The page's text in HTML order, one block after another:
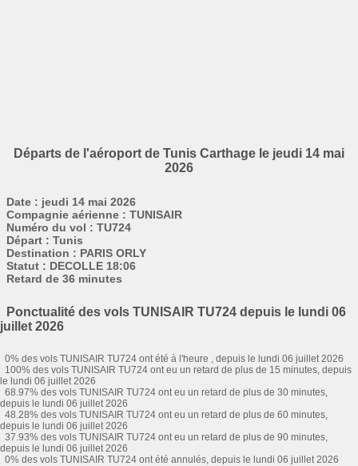
Départs de l'aéroport de Tunis Carthage le jeudi 14 mai
2026
Date : jeudi 14 mai 2026
Compagnie aérienne : TUNISAIR
Numéro du vol : TU724
Départ : Tunis
Destination : PARIS ORLY
Statut : DECOLLE 18:06
Retard de 36 minutes
Ponctualité des vols TUNISAIR TU724 depuis le lundi 06
juillet 2026
0% des vols TUNISAIR TU724 ont été à l'heure , depuis le lundi 06 juillet 2026
100% des vols TUNISAIR TU724 ont eu un retard de plus de 15 minutes, depuis
le lundi 06 juillet 2026
68.97% des vols TUNISAIR TU724 ont eu un retard de plus de 30 minutes,
depuis le lundi 06 juillet 2026
48.28% des vols TUNISAIR TU724 ont eu un retard de plus de 60 minutes,
depuis le lundi 06 juillet 2026
37.93% des vols TUNISAIR TU724 ont eu un retard de plus de 90 minutes,
depuis le lundi 06 juillet 2026
0% des vols TUNISAIR TU724 ont été annulés, depuis le lundi 06 juillet 2026